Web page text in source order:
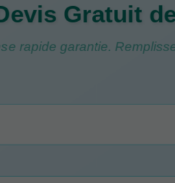
Gratuit
rapide garantie.